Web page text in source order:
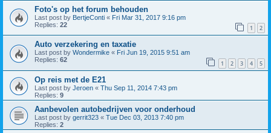
Foto's op het forum behouden
Last post by BertjeConti « Fri Mar 31, 2017 9:16 pm
Replies: 22 1 2
Auto verzekering en taxatie
Last post by Wondermike « Fri Jun 19, 2015 9:51 am
Replies: 62 1 2 3 4 5
Op reis met de E21
Last post by Jeroen « Thu Sep 11, 2014 7:43 pm
Replies: 9
Aanbevolen autobedrijven voor onderhoud
Last post by gerrit323 « Tue Dec 03, 2013 7:40 pm
Replies: 2